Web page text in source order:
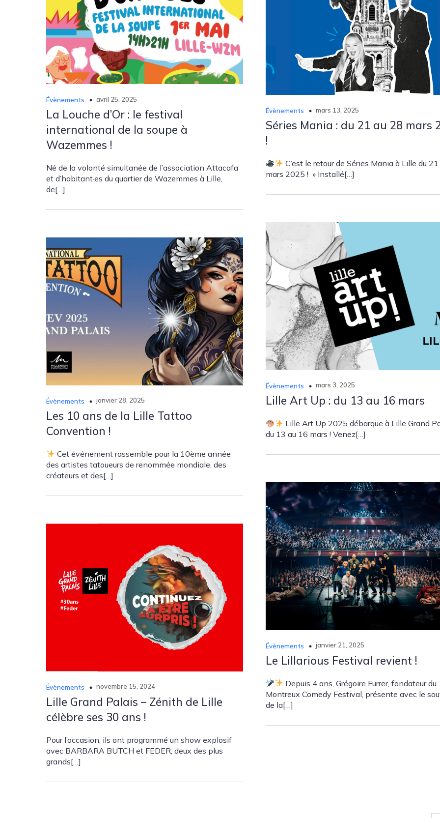
Évènements avril 25, 2025
La Louche d’Or : le festival
international de la soupe à
Wazemmes !
Né de la volonté simultanée de l’association Attacafa
et d’habitant·es du quartier de Wazemmes à Lille,
de[…]
Évènements mars 13, 2025
Séries Mania : du 21 au 28 mars
!
C’est le retour de Séries Mania à Lille du
mars 2025 ! » Installé[…]
Évènements mars 3, 2025
Lille Art Up : du 13 au 16 mars
Lille Art Up 2025 débarque à Lille Grand
du 13 au 16 mars ! Venez[…]
Évènements janvier 28, 2025
Les 10 ans de la Lille Tattoo
Convention !
Cet événement rassemble pour la 10ème année
des artistes tatoueurs de renommée mondiale, des
créateurs et des[…]
Évènements janvier 21, 2025
Le Lillarious Festival revient !
Depuis 4 ans, Grégoire Furrer, fondateur du
Montreux Comedy Festival, présente avec le
de la[…]
Évènements novembre 15, 2024
Lille Grand Palais – Zénith de Lille
célèbre ses 30 ans !
Pour l’occasion, ils ont programmé un show explosif
avec BARBARA BUTCH et FEDER, deux des plus
grands[…]